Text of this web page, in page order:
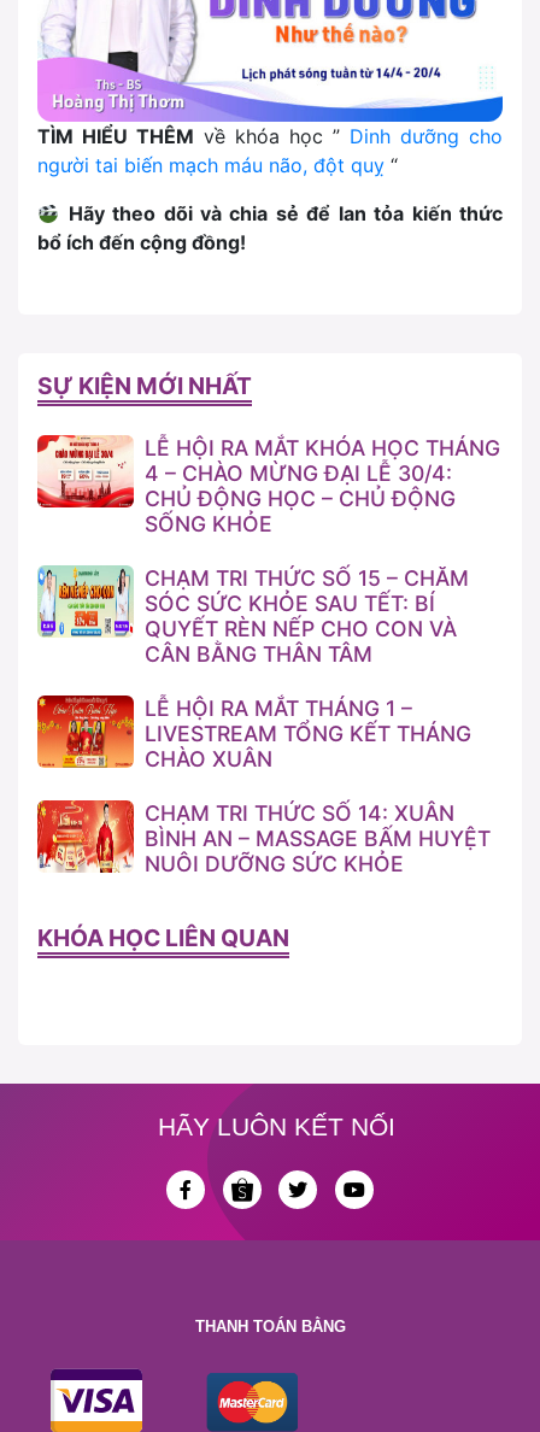
TÌM HIỂU THÊM về khóa học ” Dinh dưỡng cho
người tai biến mạch máu não, đột quỵ “
Hãy theo dõi và chia sẻ để lan tỏa kiến thức
bổ ích đến cộng đồng!
SỰ KIỆN MỚI NHẤT
LỄ HỘI RA MẮT KHÓA HỌC THÁNG
4 – CHÀO MỪNG ĐẠI LỄ 30/4:
CHỦ ĐỘNG HỌC – CHỦ ĐỘNG
SỐNG KHỎE
CHẠM TRI THỨC SỐ 15 – CHĂM
SÓC SỨC KHỎE SAU TẾT: BÍ
QUYẾT RÈN NẾP CHO CON VÀ
CÂN BẰNG THÂN TÂM
LỄ HỘI RA MẮT THÁNG 1 –
LIVESTREAM TỔNG KẾT THÁNG
CHÀO XUÂN
CHẠM TRI THỨC SỐ 14: XUÂN
BÌNH AN – MASSAGE BẤM HUYỆT
NUÔI DƯỠNG SỨC KHỎE
KHÓA HỌC LIÊN QUAN
HÃY LUÔN KẾT NỐI
THANH TOÁN BẰNG